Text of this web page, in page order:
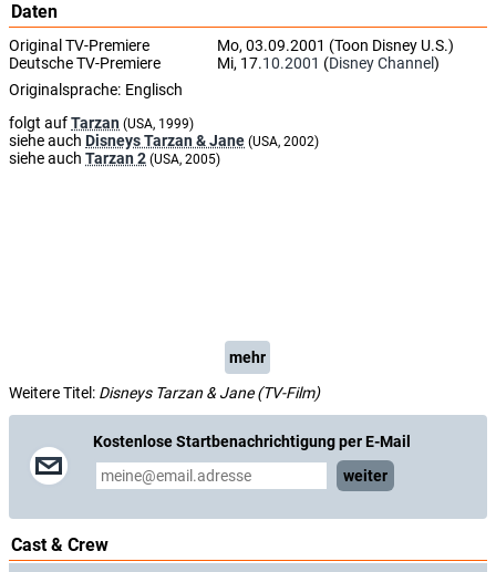
Daten
Original TV-Premiere
Mo, 03.09.2001 (Toon Disney U.S.)
Deutsche TV-Premiere
Mi, 17.10.2001 (Disney Channel)
Originalsprache: Englisch
folgt aufTarzan (USA, 1999)
siehe auch Disneys Tarzan & Jane (USA, 2002)
siehe auch Tarzan 2 (USA, 2005)
mehr
Weitere Titel: Disneys Tarzan & Jane (TV-Film)
Kostenlose Startbenachrichtigung per E-Mail
weiter
Cast & Crew